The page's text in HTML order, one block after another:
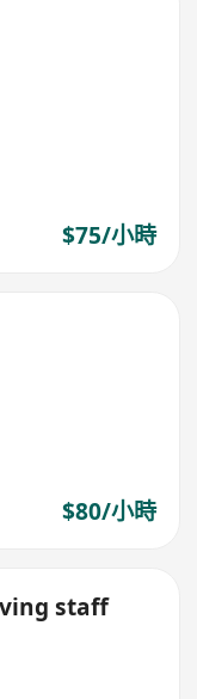
$75/小時
$80/小時
staff